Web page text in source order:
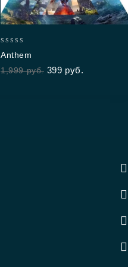
out
of
Anthem
1,999руб. 399 руб.